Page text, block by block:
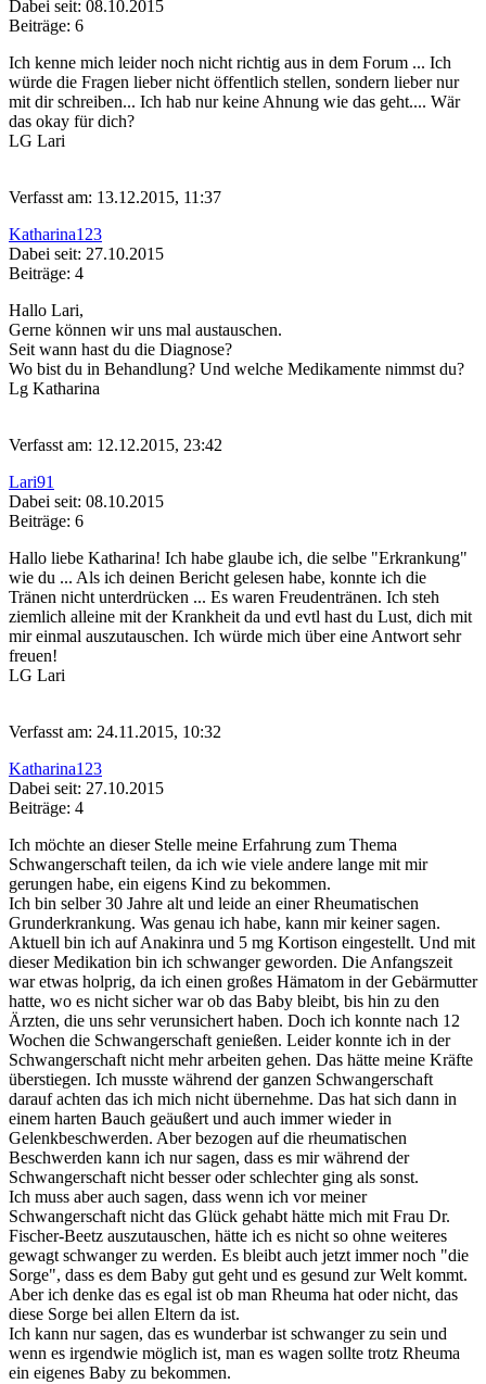
Dabei seit: 08.10.2015
Beiträge: 6
Ich kenne mich leider noch nicht richtig aus in dem Forum ... Ich
würde die Fragen lieber nicht öffentlich stellen, sondern lieber nur
mit dir schreiben... Ich hab nur keine Ahnung wie das geht.... Wär
das okay für dich?
LG Lari
Verfasst am: 13.12.2015, 11:37
Katharina123
Dabei seit: 27.10.2015
Beiträge: 4
Hallo Lari,
Gerne können wir uns mal austauschen.
Seit wann hast du die Diagnose?
Wo bist du in Behandlung? Und welche Medikamente nimmst du?
Lg Katharina
Verfasst am: 12.12.2015, 23:42
Lari91
Dabei seit: 08.10.2015
Beiträge: 6
Hallo liebe Katharina! Ich habe glaube ich, die selbe "Erkrankung"
wie du ... Als ich deinen Bericht gelesen habe, konnte ich die
Tränen nicht unterdrücken ... Es waren Freudentränen. Ich steh
ziemlich alleine mit der Krankheit da und evtl hast du Lust, dich mit
mir einmal auszutauschen. Ich würde mich über eine Antwort sehr
freuen!
LG Lari
Verfasst am: 24.11.2015, 10:32
Katharina123
Dabei seit: 27.10.2015
Beiträge: 4
Ich möchte an dieser Stelle meine Erfahrung zum Thema
Schwangerschaft teilen, da ich wie viele andere lange mit mir
gerungen habe, ein eigens Kind zu bekommen.
Ich bin selber 30 Jahre alt und leide an einer Rheumatischen
Grunderkrankung. Was genau ich habe, kann mir keiner sagen.
Aktuell bin ich auf Anakinra und 5 mg Kortison eingestellt. Und mit
dieser Medikation bin ich schwanger geworden. Die Anfangszeit
war etwas holprig, da ich einen großes Hämatom in der Gebärmutter
hatte, wo es nicht sicher war ob das Baby bleibt, bis hin zu den
Ärzten, die uns sehr verunsichert haben. Doch ich konnte nach 12
Wochen die Schwangerschaft genießen. Leider konnte ich in der
Schwangerschaft nicht mehr arbeiten gehen. Das hätte meine Kräfte
überstiegen. Ich musste während der ganzen Schwangerschaft
darauf achten das ich mich nicht übernehme. Das hat sich dann in
einem harten Bauch geäußert und auch immer wieder in
Gelenkbeschwerden. Aber bezogen auf die rheumatischen
Beschwerden kann ich nur sagen, dass es mir während der
Schwangerschaft nicht besser oder schlechter ging als sonst.
Ich muss aber auch sagen, dass wenn ich vor meiner
Schwangerschaft nicht das Glück gehabt hätte mich mit Frau Dr.
Fischer-Beetz auszutauschen, hätte ich es nicht so ohne weiteres
gewagt schwanger zu werden. Es bleibt auch jetzt immer noch "die
Sorge", dass es dem Baby gut geht und es gesund zur Welt kommt.
Aber ich denke das es egal ist ob man Rheuma hat oder nicht, das
diese Sorge bei allen Eltern da ist.
Ich kann nur sagen, das es wunderbar ist schwanger zu sein und
wenn es irgendwie möglich ist, man es wagen sollte trotz Rheuma
ein eigenes Baby zu bekommen.